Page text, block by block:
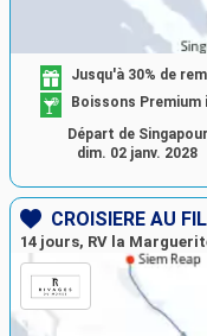
Jusqu'à 30% de
Boissons Premium
Départ de Singapour
dim. 02 janv. 2028
14 jours, RV la